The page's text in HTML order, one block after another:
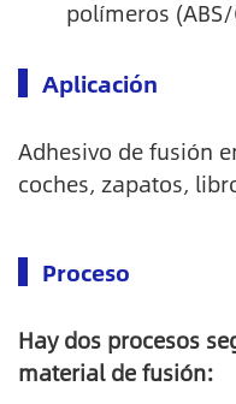
polímeros
Aplicación
Adhesivo de fusión
coches, zapatos,
Proceso
Hay dos procesos
material de fusión: